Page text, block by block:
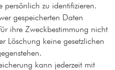
persönlich zu identifizieren.
gespeicherten Daten
ihre Zweckbestimmung nicht
Löschung keine gesetzlichen
kann jederzeit mit